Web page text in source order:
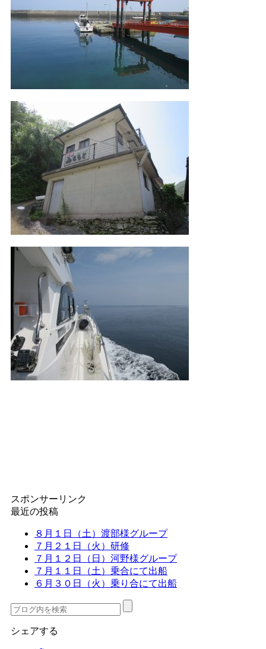
スポンサーリンク
最近の投稿
８月１日（土）渡部様グループ
７月２１日（火）研修
７月１２日（日）河野様グループ
７月１１日（土）乗合にて出船
６月３０日（火）乗り合にて出船
シェアする